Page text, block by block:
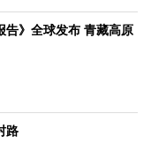
采
态
告》全球发布 青藏高原
路